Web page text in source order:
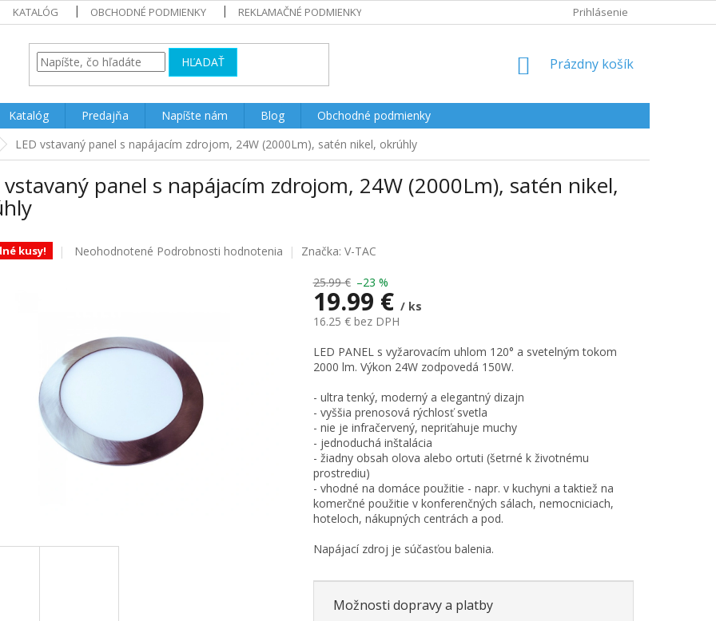
KATALÓG OBCHODNÉ PODMIENKY REKLAMAČNÉ PODMIENKY Prihlásenie
HĽADAŤ
NÁKUPNÝ
Prázdny košík
Katalóg Predajňa Napíšte nám Blog
Obchodné podmienky
LED vstavaný panel s napájacím zdrojom, 24W (2000Lm), satén nikel, okrúhly
vstavaný panel s napájacím zdrojom, 24W (2000Lm), satén nikel,
kusy!
Priemerné
5
hviezdičiek.
Neohodnotené Podrobnosti hodnotenia Značka: V-TAC
25.99 € –23 %
19.99 € / ks
16.25 € bez DPH
cena:
LED PANEL s vyžarovacím uhlom 120° a svetelným tokom
2000 lm. Výkon 24W zodpovedá 150W.
- ultra tenký, moderný a elegantný dizajn
- vyššia prenosová rýchlosť svetla
- nie je infračervený, nepriťahuje muchy
- jednoduchá inštalácia
- žiadny obsah olova alebo ortuti (šetrné k životnému
prostrediu)
- vhodné na domáce použitie - napr. v kuchyni a taktiež na
komerčné použitie v konferenčných sálach, nemocniciach,
hoteloch, nákupných centrách a pod.
Napájací zdroj je súčasťou balenia.
Možnosti dopravy a platby